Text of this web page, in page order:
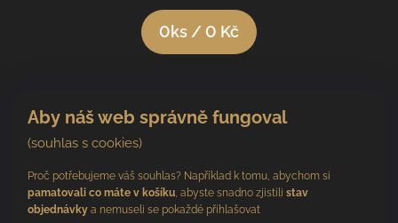
Aby náš web správně fungoval
(souhlas s cookies)
Proč potřebujeme váš souhlas? Například k tomu, abychom si
pamatovali co máte v košíku, abyste snadno zjistilistav
objednávky a nemuseli se pokaždé přihlašovat
0ks /0 Kč